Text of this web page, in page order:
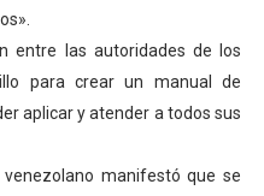
entre las autoridades de los
para crear un manual de
aplicar y atender a todos sus
manifestó que se